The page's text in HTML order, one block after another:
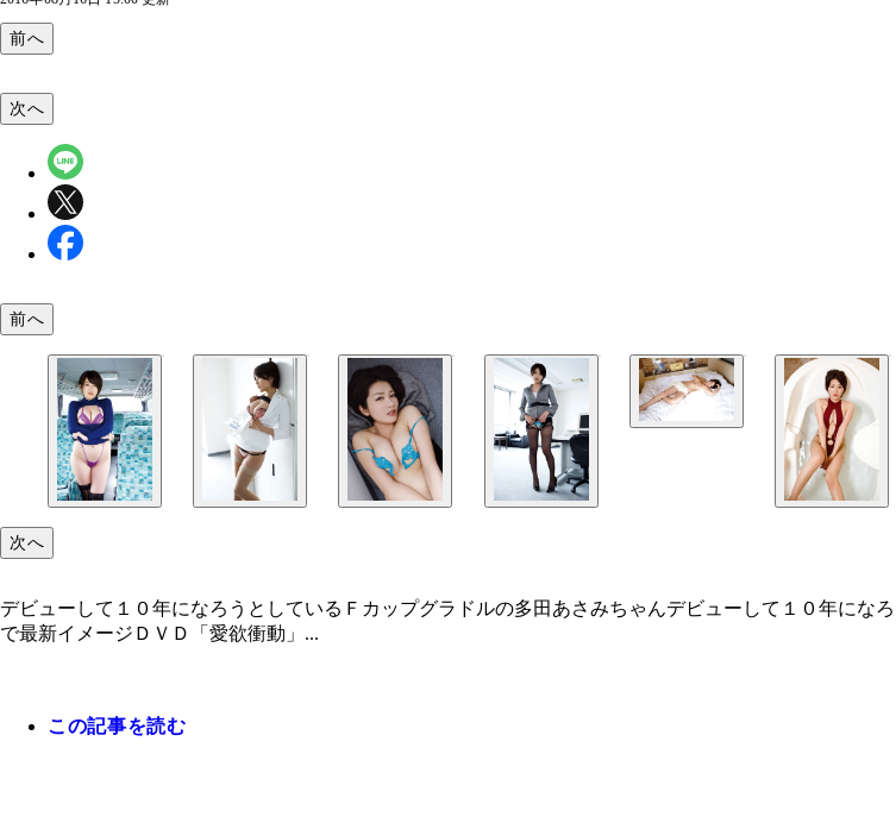
前へ
次へ
前へ
次へ
デビューして１０年になろうとしているＦカップグラドルの多田あさみちゃんデビューして１０年に
で最新イメージＤＶＤ「愛欲衝動」...
この記事を読む